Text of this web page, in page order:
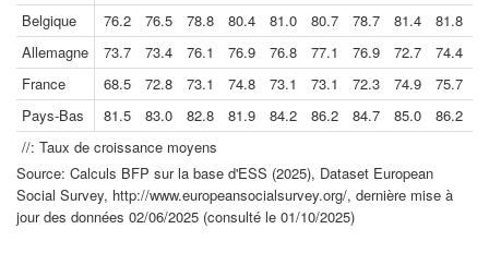
Belgique
76.2 76.5 78.8 80.4 81.0 80.7 78.7 81.4 81.8
Allemagne
73.7 73.4 76.1 76.9 76.8 77.1 76.9 72.7 74.4
France
68.5 72.8 73.1 74.8 73.1 73.1 72.3 74.9 75.7
Pays-Bas
81.5 83.0 82.8 81.9 84.2 86.2 84.7 85.0 86.2
//: Taux de croissance moyens
Source: Calculs BFP sur la base d'ESS (2025), Dataset European
Social Survey, http://www.europeansocialsurvey.org/, dernière mise à
jour des données 02/06/2025 (consulté le 01/10/2025)